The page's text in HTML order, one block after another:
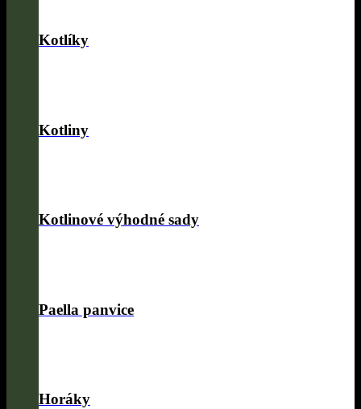
Kotlíky
Kotliny
Kotlinové výhodné sady
Paella panvice
Horáky